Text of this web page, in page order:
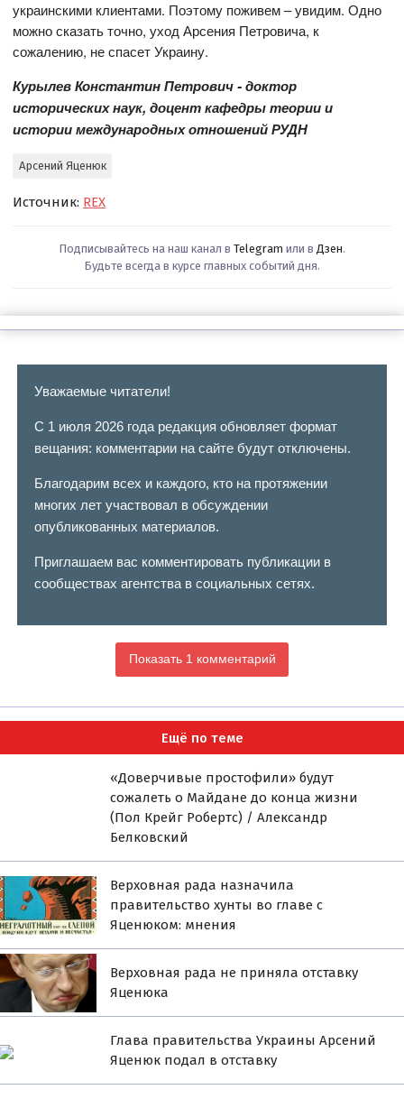
украинскими клиентами. Поэтому поживем – увидим. Одно
можно сказать точно, уход Арсения Петровича, к
сожалению, не спасет Украину.
Курылев Константин Петрович - доктор
исторических наук, доцент кафедры теории и
истории международных отношений РУДН
Арсений Яценюк
Источник: REX
Подписывайтесь на наш канал в Telegram или в Дзен.
Будьте всегда в курсе главных событий дня.
Уважаемые читатели!
С 1 июля 2026 года редакция обновляет формат
вещания: комментарии на сайте будут отключены.
Благодарим всех и каждого, кто на протяжении
многих лет участвовал в обсуждении
опубликованных материалов.
Приглашаем вас комментировать публикации в
сообществах агентства в социальных сетях.
Показать 1 комментарий
Ещё по теме
«Доверчивые простофили» будут
сожалеть о Майдане до конца жизни
(Пол Крейг Робертс) / Александр
Белковский
Верховная рада назначила
правительство хунты во главе с
Яценюком: мнения
Верховная рада не приняла отставку
Яценюка
Глава правительства Украины Арсений
Яценюк подал в отставку